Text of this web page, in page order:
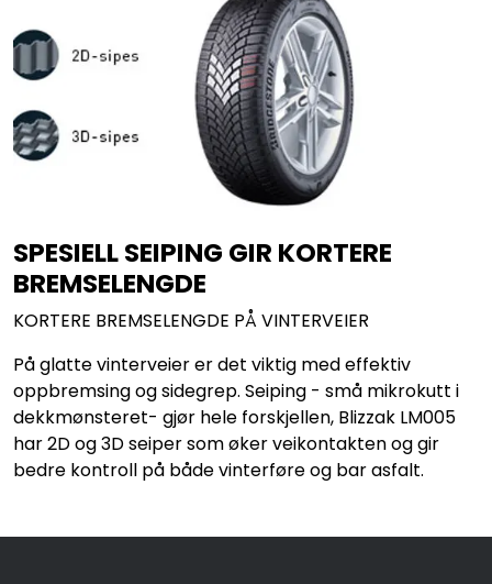
SPESIELL SEIPING GIR KORTERE
BREMSELENGDE
KORTERE BREMSELENGDE PÅ VINTERVEIER
På glatte vinterveier er det viktig med effektiv
oppbremsing og sidegrep. Seiping - små mikrokutt i
dekkmønsteret- gjør hele forskjellen, Blizzak LM005
har 2D og 3D seiper som øker veikontakten og gir
bedre kontroll på både vinterføre og bar asfalt.